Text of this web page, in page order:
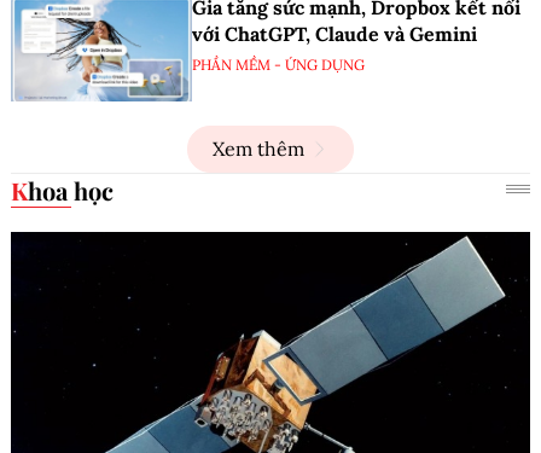
Gia tăng sức mạnh, Dropbox kết nối
với ChatGPT, Claude và Gemini
PHẦN MỀM - ỨNG DỤNG
Xem thêm
Khoa học